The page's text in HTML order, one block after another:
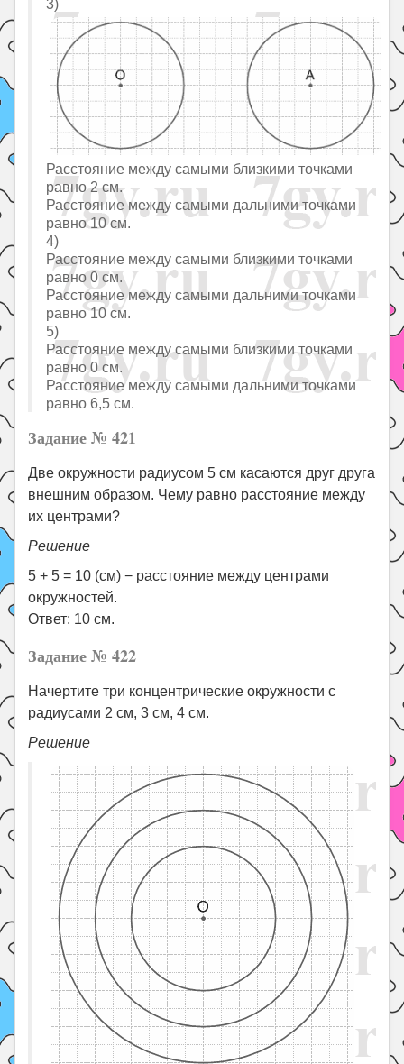
3)
Расстояние между самыми близкими точками
равно 2 см.
Расстояние между самыми дальними точками
равно 10 см.
4)
Расстояние между самыми близкими точками
равно 0 см.
Расстояние между самыми дальними точками
равно 10 см.
5)
Расстояние между самыми близкими точками
равно 0 см.
Расстояние между самыми дальними точками
равно 6,5 см.
Задание № 421
Две окружности радиусом 5 см касаются друг друга
внешним образом. Чему равно расстояние между
их центрами?
Решение
5 + 5 = 10 (см) − расстояние между центрами
окружностей.
Ответ: 10 см.
Задание № 422
Начертите три концентрические окружности с
радиусами 2 см, 3 см, 4 см.
Решение